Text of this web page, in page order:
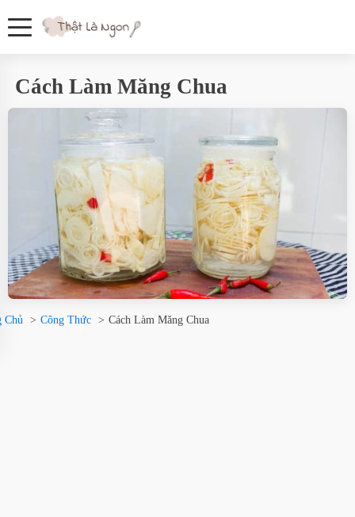
Cách Làm Măng Chua
Chủ Công Thức Cách Làm Măng Chua